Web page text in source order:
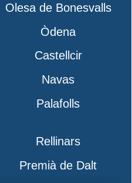
Olesa de Bonesvalls
Òdena
Castellcir
Navas
Palafolls
Rellinars
Premià de Dalt